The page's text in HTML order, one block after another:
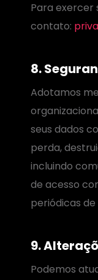
Para exercer
contato:
8.
Adotamos
seus dados
perda,
incluindo
de acesso
periódicas
9.
Podemos